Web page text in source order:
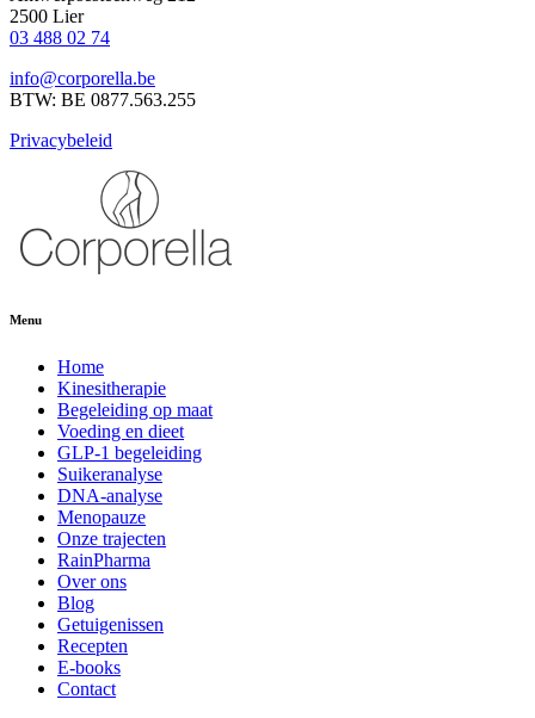
2500 Lier
03 488 02 74
info@corporella.be
BTW: BE 0877.563.255
Privacybeleid
Menu
Home
Kinesitherapie
Begeleiding op maat
Voeding en dieet
GLP-1 begeleiding
Suikeranalyse
DNA-analyse
Menopauze
Onze trajecten
RainPharma
Over ons
Blog
Getuigenissen
Recepten
E-books
Contact